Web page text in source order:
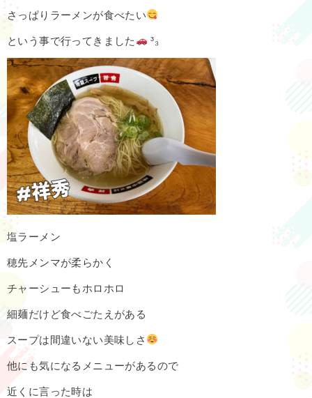
さっぱりラーメンが食べたい
という事で行ってきました ³₃
塩ラーメン
穂先メンマが柔らかく
チャーシューもホロホロ
細麺だけど食べごたえがある
スープは間違いない美味しさ
他にも気になるメニューがあるので
近くに言った時は